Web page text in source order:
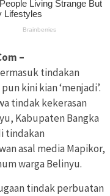
–
tindakan
kini kian ‘menjadi’.
tindak kekerasan
Kabupaten Bangka
tindakan
asal media Mapikor,
warga Belinyu.
tindak perbuatan